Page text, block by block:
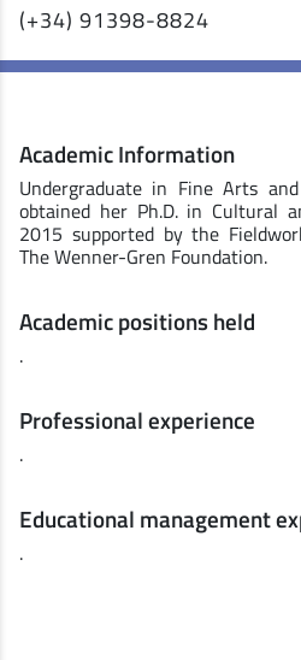
(+34) 91398-8824
Academic Information
Undergraduate in Fine Arts
obtained her Ph.D. in Cultural
2015 supported by the
The Wenner-Gren Foundation.
Academic positions held
.
Professional experience
.
Educational management
.